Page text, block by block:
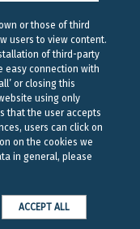
or those of third
users to view content.
of third-party
easy connection with
or closing this
using only
that the user accepts
users can click on
on the cookies we
in general, please
ACCEPT ALL